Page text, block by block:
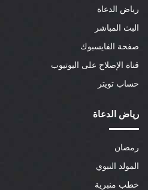
رياض الدعاة
البث المباشر
صفحة الفايسبوك
قناة الإصلاح على اليوتيوب
حساب تويتر
رياض الدعاة
رمضان
المولد النبوي
خطب منبرية